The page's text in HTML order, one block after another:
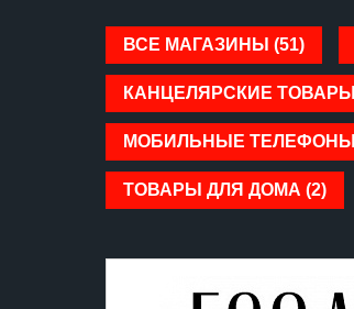
ВСЕ МАГАЗИНЫ (51)
КАНЦЕЛЯРСКИЕ
МОБИЛЬНЫЕ ТЕЛЕФОНЫ
ТОВАРЫ ДЛЯ ДОМА (2)